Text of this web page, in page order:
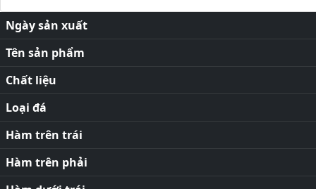
Ngày sản xuất
Tên sản phẩm
Chất liệu
Loại đá
Hàm trên trái
Hàm trên phải